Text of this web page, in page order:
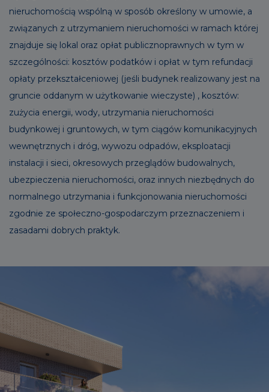
nieruchomością wspólną w sposób określony w umowie, a
związanych z utrzymaniem nieruchomości w ramach której
znajduje się lokal oraz opłat publicznoprawnych w tym w
szczególności: kosztów podatków i opłat w tym refundacji
opłaty przekształceniowej (jeśli budynek realizowany jest na
gruncie oddanym w użytkowanie wieczyste) , kosztów:
zużycia energii, wody, utrzymania nieruchomości
budynkowej i gruntowych, w tym ciągów komunikacyjnych
wewnętrznych i dróg, wywozu odpadów, eksploatacji
instalacji i sieci, okresowych przeglądów budowalnych,
ubezpieczenia nieruchomości, oraz innych niezbędnych do
normalnego utrzymania i funkcjonowania nieruchomości
zgodnie ze społeczno-gospodarczym przeznaczeniem i
zasadami dobrych praktyk.